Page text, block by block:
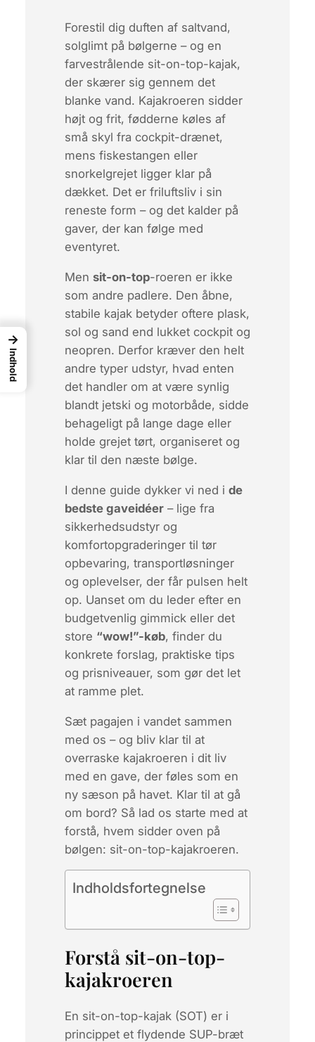
Forestil dig duften af saltvand,
solglimt på bølgerne – og en
farvestrålende sit-on-top-kajak,
der skærer sig gennem det
blanke vand. Kajakroeren sidder
højt og frit, fødderne køles af
små skyl fra cockpit-drænet,
mens fiskestangen eller
snorkelgrejet ligger klar på
dækket. Det er friluftsliv i sin
reneste form – og det kalder på
gaver, der kan følge med
eventyret.
Men sit-on-top-roeren er ikke
som andre padlere. Den åbne,
stabile kajak betyder oftere plask,
sol og sand end lukket cockpit og
neopren. Derfor kræver den helt
andre typer udstyr, hvad enten
det handler om at være synlig
blandt jetski og motorbåde, sidde
behageligt på lange dage eller
holde grejet tørt, organiseret og
klar til den næste bølge.
I denne guide dykker vi ned i de
bedste gaveidéer– lige fra
sikkerhedsudstyr og
komfortopgraderinger til tør
opbevaring, transportløsninger
og oplevelser, der får pulsen helt
op. Uanset om du leder efter en
budgetvenlig gimmick eller det
store “wow!”-køb, finder du
konkrete forslag, praktiske tips
og prisniveauer, som gør det let
at ramme plet.
Sæt pagajen i vandet sammen
med os – og bliv klar til at
overraske kajakroeren i dit liv
med en gave, der føles som en
ny sæson på havet. Klar til at gå
om bord? Så lad os starte med at
forstå, hvem sidder oven på
bølgen: sit-on-top-kajakroeren.
Indholdsfortegnelse
Forstå sit-on-top-
kajakroeren
En sit-on-top-kajak (SOT) er i
princippet et flydende SUP-bræt
→
Indhold